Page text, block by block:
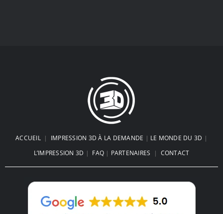
ACCUEIL| IMPRESSION 3D À LA DEMANDE | LE MONDE DU 3D |
L’IMPRESSION 3D | FAQ | PARTENAIRES | CONTACT